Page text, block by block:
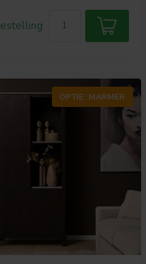
OPTIE: MARMER